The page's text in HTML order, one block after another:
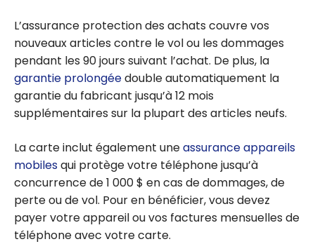
L’assurance protection des achats couvre vos
nouveaux articles contre le vol ou les dommages
pendant les 90 jours suivant l’achat. De plus, la
garantie prolongéedouble automatiquement la
garantie du fabricant jusqu’à 12 mois
supplémentaires sur la plupart des articles neufs.
La carte inclut également uneassurance appareils
mobilesqui protège votre téléphone jusqu’à
concurrence de 1 000 $ en cas de dommages, de
perte ou de vol. Pour en bénéficier, vous devez
payer votre appareil ou vos factures mensuelles de
téléphone avec votre carte.